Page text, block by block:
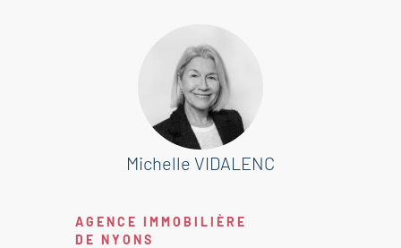
filant. Chauffage par climatisation
Cet appartement est à vendre à
l'agence Boschi immobilier de
Nyons- 26110
Hall / Dégagement / Penderie 7 m²
Séjour / Salle à manger / Cuisine
Michelle VIDALENC
AGENCE IMMOBILIÈRE
DE NYONS